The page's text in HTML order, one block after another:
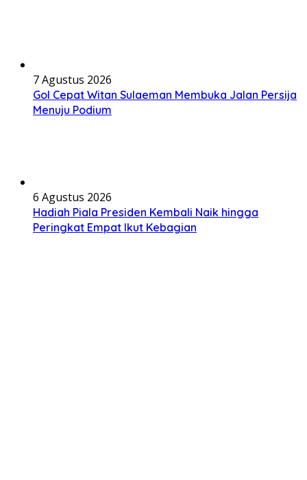
7 Agustus 2026
Gol Cepat Witan Sulaeman Membuka Jalan Persija
Menuju Podium
6 Agustus 2026
Hadiah Piala Presiden Kembali Naik hingga
Peringkat Empat Ikut Kebagian